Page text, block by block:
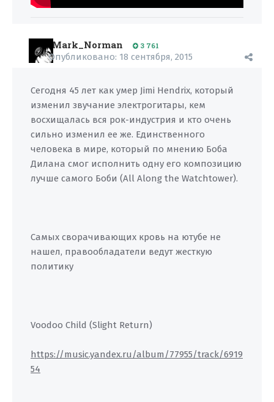
Mark_Norman 3 761
Опубликовано: 18 сентября, 2015
Сегодня 45 лет как умер Jimi Hendrix, который
изменил звучание электрогитары, кем
восхищалась вся рок-индустрия и кто очень
сильно изменил ее же. Единственного
человека в мире, который по мнению Боба
Дилана смог исполнить одну его композицию
лучше самого Боби (All Along the Watchtower).
Самых сворачивающих кровь на ютубе не
нашел, правообладатели ведут жесткую
политику
Voodoo Child (Slight Return)
https://music.yandex.ru/album/77955/track/6919
54